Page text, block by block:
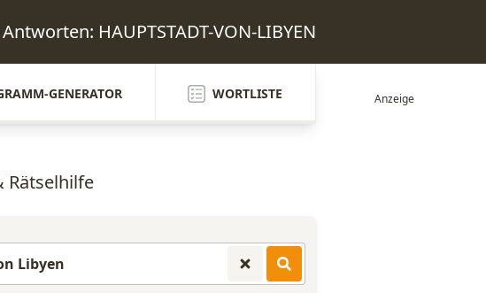
HAUPTSTADT-VON-LIBYEN
GENERATOR WORTLISTE
Rätselhilfe